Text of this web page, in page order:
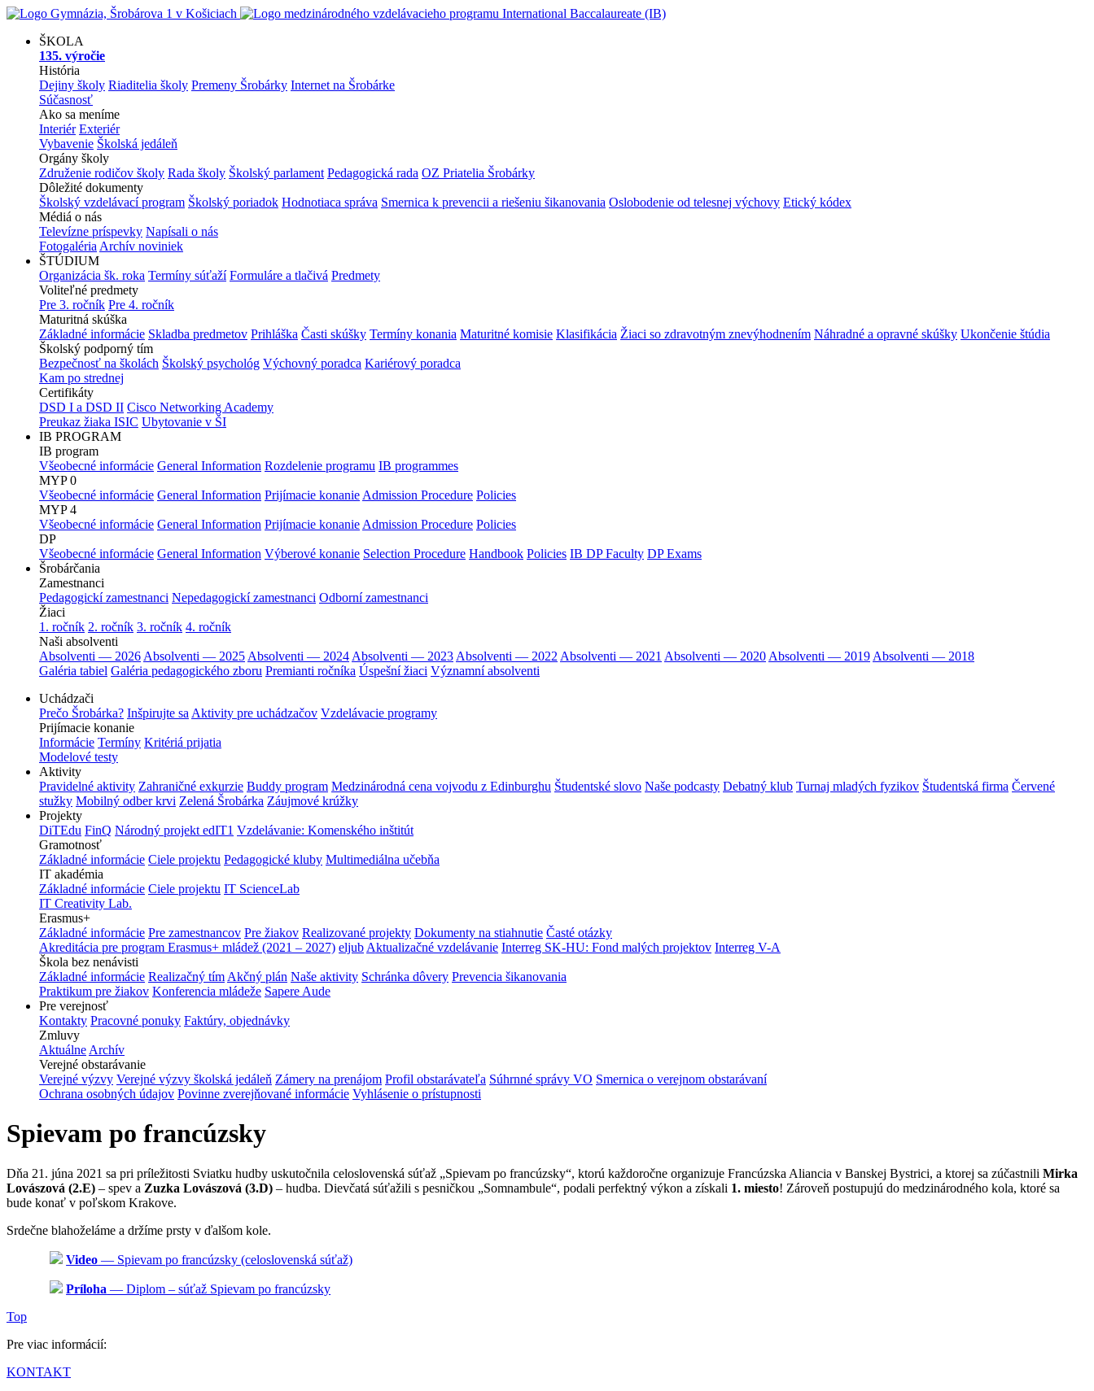
ŠKOLA
135. výročie
História
Dejiny školy Riaditelia školy Premeny Šrobárky Internet na Šrobárke
Súčasnosť
Ako sa meníme
Interiér Exteriér
Vybavenie Školská jedáleň
Orgány školy
Združenie rodičov školy Rada školy Školský parlament Pedagogická rada OZ Priatelia Šrobárky
Dôležité dokumenty
Školský vzdelávací program Školský poriadok Hodnotiaca správa Smernica k prevencii a riešeniu šikanovania Oslobodenie od telesnej výchovy Etický kódex
Médiá o nás
Televízne príspevky Napísali o nás
Fotogaléria Archív noviniek
ŠTÚDIUM
Organizácia šk. roka Termíny súťaží Formuláre a tlačivá Predmety
Voliteľné predmety
Pre 3. ročník Pre 4. ročník
Maturitná skúška
Základné informácie Skladba predmetov Prihláška Časti skúšky Termíny konania Maturitné komisie Klasifikácia Žiaci so zdravotným znevýhodnením Náhradné a opravné skúšky Ukončenie štúdia
Školský podporný tím
Bezpečnosť na školách Školský psychológ Výchovný poradca Kariérový poradca
Kam po strednej
Certifikáty
DSD I a DSD II Cisco Networking Academy
Preukaz žiaka ISIC Ubytovanie v ŠI
IB PROGRAM
IB program
Všeobecné informácie General Information Rozdelenie programu IB programmes
MYP 0
Všeobecné informácie General Information Prijímacie konanie Admission Procedure Policies
MYP 4
Všeobecné informácie General Information Prijímacie konanie Admission Procedure Policies
DP
Všeobecné informácie General Information Výberové konanie Selection Procedure Handbook Policies IB DP Faculty DP Exams
Šrobárčania
Zamestnanci
Pedagogickí zamestnanci Nepedagogickí zamestnanci Odborní zamestnanci
Žiaci
1. ročník 2. ročník 3. ročník 4. ročník
Naši absolventi
Absolventi — 2026 Absolventi — 2025 Absolventi — 2024 Absolventi — 2023 Absolventi — 2022 Absolventi — 2021 Absolventi — 2020 Absolventi — 2019 Absolventi — 2018
Galéria tabiel Galéria pedagogického zboru Premianti ročníka Úspešní žiaci Významní absolventi
Uchádzači
Prečo Šrobárka? Inšpirujte sa Aktivity pre uchádzačov Vzdelávacie programy
Prijímacie konanie
Informácie Termíny Kritériá prijatia
Modelové testy
Aktivity
Pravidelné aktivity Zahraničné exkurzie Buddy program Medzinárodná cena vojvodu z Edinburghu Študentské slovo Naše podcasty Debatný klub Turnaj mladých fyzikov Študentská firma Červené
stužky Mobilný odber krvi Zelená Šrobárka Záujmové krúžky
Projekty
DiTEdu FinQ Národný projekt edIT1 Vzdelávanie: Komenského inštitút
Gramotnosť
Základné informácie Ciele projektu Pedagogické kluby Multimediálna učebňa
IT akadémia
Základné informácie Ciele projektu IT ScienceLab
IT Creativity Lab.
Erasmus+
Základné informácie Pre zamestnancov Pre žiakov Realizované projekty Dokumenty na stiahnutie Časté otázky
Akreditácia pre program Erasmus+ mládež (2021 – 2027) eljub Aktualizačné vzdelávanie Interreg SK-HU: Fond malých projektov Interreg V-A
Škola bez nenávisti
Základné informácie Realizačný tím Akčný plán Naše aktivity Schránka dôvery Prevencia šikanovania
Praktikum pre žiakov Konferencia mládeže Sapere Aude
Pre verejnosť
Kontakty Pracovné ponuky Faktúry, objednávky
Zmluvy
Aktuálne Archív
Verejné obstarávanie
Verejné výzvy Verejné výzvy školská jedáleň Zámery na prenájom Profil obstarávateľa Súhrnné správy VO Smernica o verejnom obstarávaní
Ochrana osobných údajov Povinne zverejňované informácie Vyhlásenie o prístupnosti
Spievam po francúzsky
Dňa 21. júna 2021 sa pri príležitosti Sviatku hudby uskutočnila celoslovenská súťaž „Spievam po francúzsky“, ktorú každoročne organizuje Francúzska Aliancia v Banskej Bystrici, a ktorej sa zúčastnili Mirka
Lovászová (2.E) – spev a Zuzka Lovászová (3.D) – hudba. Dievčatá súťažili s pesničkou „Somnambule“, podali perfektný výkon a získali 1. miesto! Zároveň postupujú do medzinárodného kola, ktoré sa
bude konať v poľskom Krakove.
Srdečne blahoželáme a držíme prsty v ďalšom kole.
Video — Spievam po francúzsky (celoslovenská súťaž)
Príloha — Diplom – súťaž Spievam po francúzsky
Top
Pre viac informácií:
KONTAKT